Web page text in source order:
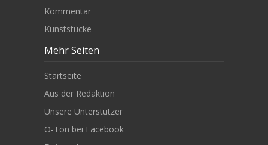
Kommentar
Kunststücke
Mehr Seiten
Startseite
Aus der Redaktion
Unsere Unterstützer
O-Ton bei Facebook